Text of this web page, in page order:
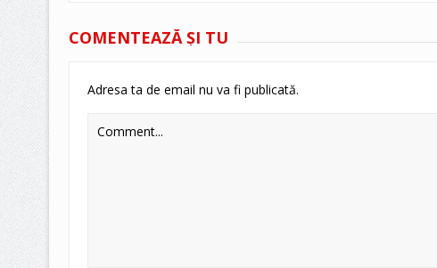
COMENTEAZĂ ŞI TU
Adresa ta de email nu va fi publicată.